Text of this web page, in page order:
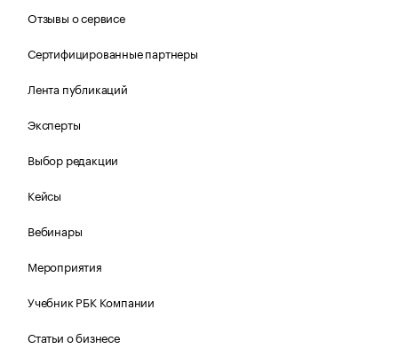
Отзывы о сервисе
Сертифицированные партнеры
Лента публикаций
Эксперты
Выбор редакции
Кейсы
Вебинары
Мероприятия
Учебник РБК Компании
Статьи о бизнесе